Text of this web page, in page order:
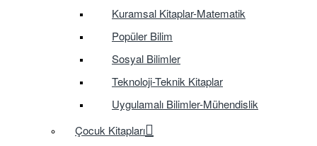
Kuramsal Kitaplar-Matematik
Popüler Bilim
Sosyal Bilimler
Teknoloji-Teknik Kitaplar
Uygulamalı Bilimler-Mühendislik
Çocuk Kitapları